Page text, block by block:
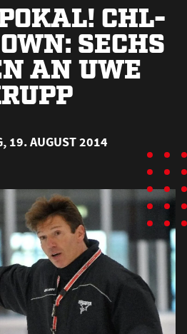
CHL-
SECHS
AN UWE
19. AUGUST 2014